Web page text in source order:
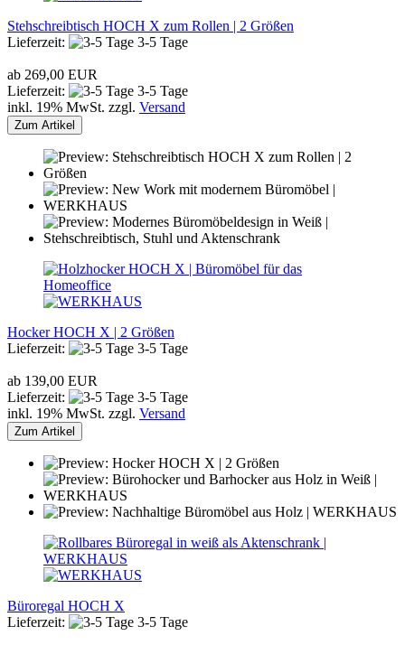
Stehschreibtisch HOCH X zum Rollen | 2 Größen
Lieferzeit:
3-5 Tage
ab 269,00 EUR
Lieferzeit:
3-5 Tage
inkl. 19% MwSt. zzgl. Versand
Zum Artikel
Hocker HOCH X | 2 Größen
Lieferzeit:
3-5 Tage
ab 139,00 EUR
Lieferzeit:
3-5 Tage
inkl. 19% MwSt. zzgl. Versand
Zum Artikel
Büroregal HOCH X
Lieferzeit:
3-5 Tage